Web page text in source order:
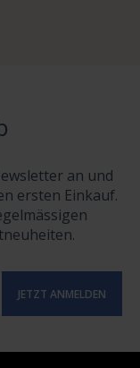
an und
ersten Einkauf.